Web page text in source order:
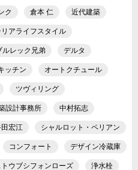
ク 倉本 仁 近代建築
リアライフスタイル
ルレック兄弟 デルタ
ッチン オートクチュール
ツヴィリング
設計事務所 中村拓志
宏江 シャルロット・ペリアン
コンフォート デザイン冷蔵庫
トウブシフォンローズ 浄水栓